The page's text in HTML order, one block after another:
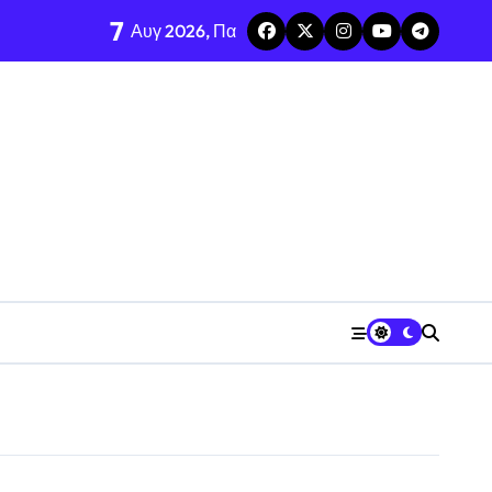
7 Αυγ 2026, Πα